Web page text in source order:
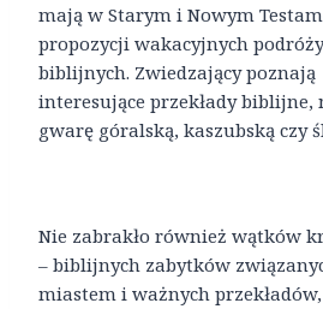
mają w Starym i Nowym
propozycji wakacyjnych
biblijnych. Zwiedzający poznają
interesujące przekłady biblijne,
gwarę góralską, kaszubską czy
Nie zabrakło również wątków
– biblijnych zabytków
miastem i ważnych